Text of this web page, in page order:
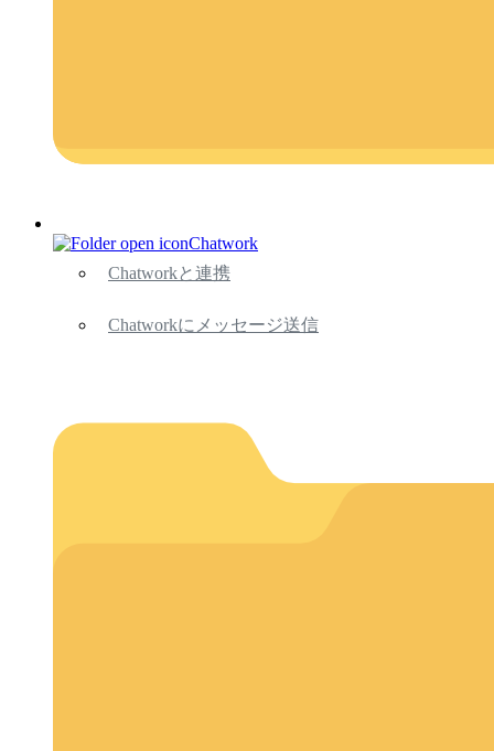
Chatwork
Chatworkと連携
Chatworkにメッセージ送信